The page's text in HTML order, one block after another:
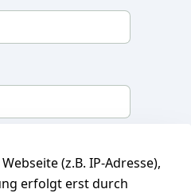
(z.B. IP-Adresse),
erfolgt erst durch
widerrufen.**